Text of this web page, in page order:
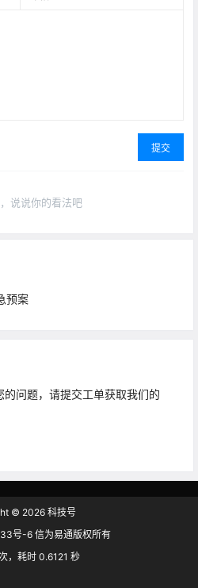
预案
问题，请提交工单获取我们的
提交
说说你的看法吧
© 2026 科技号
号-6 信为易通版权所有
，耗时 0.6121 秒